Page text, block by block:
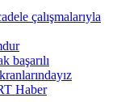
çalışmalarıyla
başarılı
Haber